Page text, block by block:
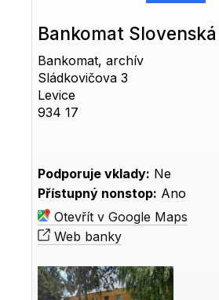
Bankomat
Bankomat, archív
Sládkovičova 3
Levice
934 17
Podporuje vklady: Ne
Přístupný nonstop: Ano
Otevřít v Google Maps
Web banky